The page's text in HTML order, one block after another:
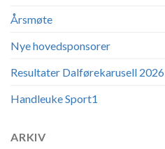
Årsmøte
Nye hovedsponsorer
Resultater Dalførekarusell 2026
Handleuke Sport1
ARKIV